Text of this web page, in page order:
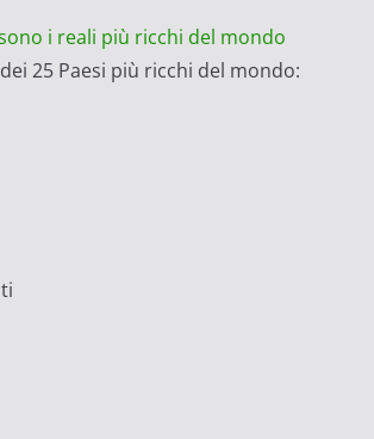
i reali più ricchi del mondo
25 Paesi più ricchi del mondo: